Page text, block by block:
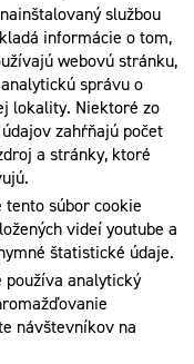
službou
informácie o tom,
webovú stránku,
správu o
lokality. Niektoré zo
zahŕňajú počet
a stránky, ktoré
tento súbor cookie
videí youtube a
štatistické údaje.
používa analytický
návštevníkov na